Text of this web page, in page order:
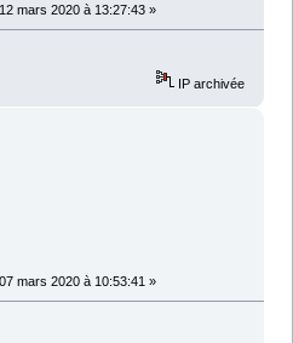
12 mars 2020 à 13:27:43 »
IP archivée
07 mars 2020 à 10:53:41 »